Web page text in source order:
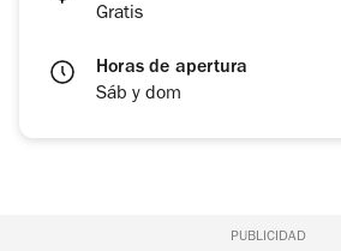
Gratis
Horas de apertura
Sáb y dom
PUBLICIDAD